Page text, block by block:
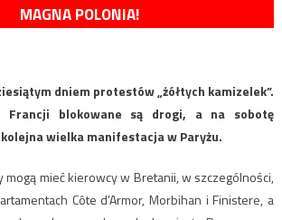
MAGNA POLONIA!
dniem protestów „żółtych kamizelek”.
Francji blokowane są drogi, a na sobotę
wielka manifestacja w Paryżu.
mogą mieć kierowcy w Bretanii, w szczególności,
Côte d’Armor, Morbihan i Finistere, a